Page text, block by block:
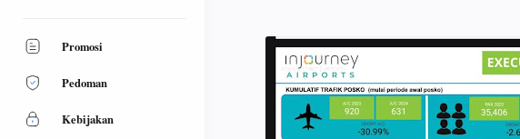
Promosi
Pedoman
Kebijakan